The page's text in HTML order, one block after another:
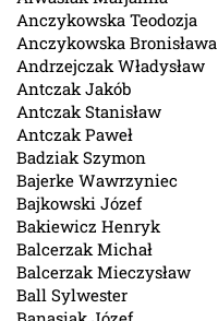
Anczykowska Teodozja
Anczykowska Bronisława
Andrzejczak Władysław
Antczak Jakób
Antczak Stanisław
Antczak Paweł
Badziak Szymon
Bajerke Wawrzyniec
Bajkowski Józef
Bakiewicz Henryk
Balcerzak Michał
Balcerzak Mieczysław
Ball Sylwester